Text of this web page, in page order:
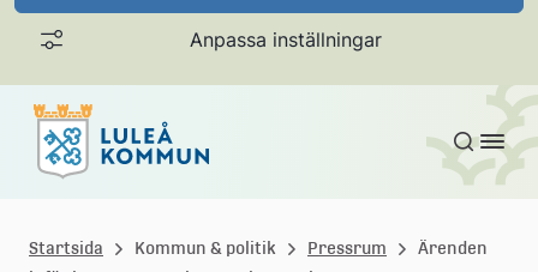
Anpassa inställningar
Gå till innehållet
u
Startsida Kommun & politik Pressrum
Ärenden